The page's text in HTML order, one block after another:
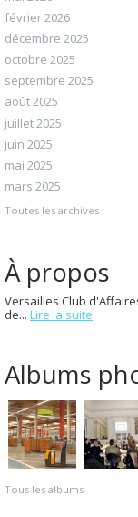
février 2026
décembre 2025
octobre 2025
septembre 2025
août 2025
juillet 2025
juin 2025
mai 2025
mars 2025
Toutes les archives
À propos
Versailles Club
de... Lire la suite
Albums
Tous les albums